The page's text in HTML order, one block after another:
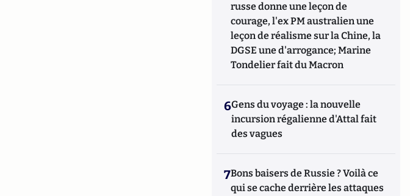
russe donne une leçon de
courage, l'ex PM australien une
leçon de réalisme sur la Chine, la
DGSE une d'arrogance; Marine
Tondelier fait du Macron
6Gens du voyage : la nouvelle
incursion régalienne d'Attal fait
des vagues
7Bons baisers de Russie ? Voilà ce
qui se cache derrière les attaques